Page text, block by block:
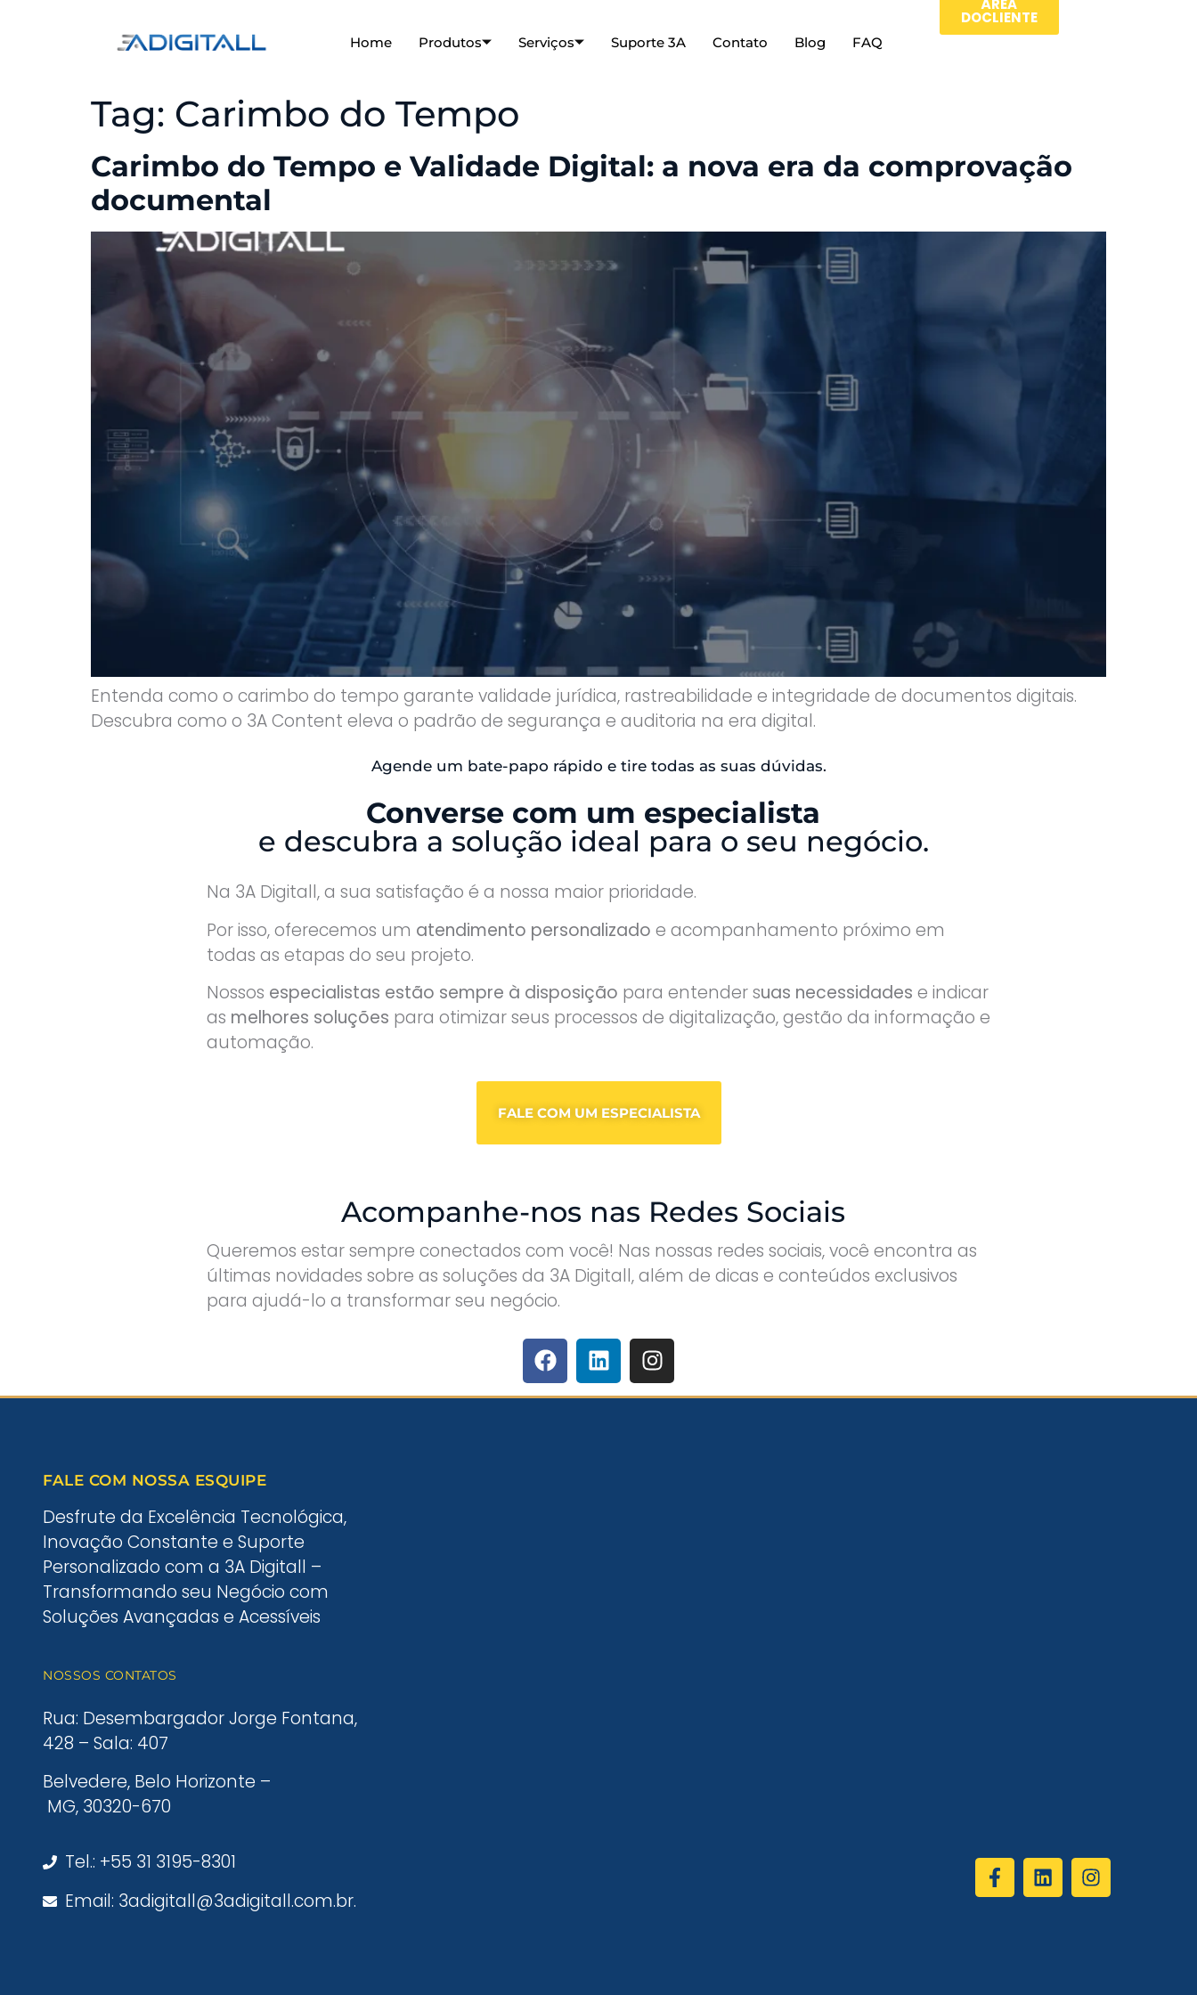
Home Produtos Serviços Suporte 3A Contato Blog FAQ
ÀREA
DOCLIENTE
Tag: Carimbo do Tempo
Carimbo do Tempo e Validade Digital: a nova era da comprovação
documental
Entenda como o carimbo do tempo garante validade jurídica, rastreabilidade e integridade de documentos digitais.
Descubra como o 3A Content eleva o padrão de segurança e auditoria na era digital.
Agende um bate-papo rápido e tire todas as suas dúvidas.
Converse com um especialista
e descubra a solução ideal para o seu negócio.
Na 3A Digitall, a sua satisfação é a nossa maior prioridade.
Por isso, oferecemos um atendimento personalizado e acompanhamento próximo em
todas as etapas do seu projeto.
Nossos especialistas estão sempre à disposição para entender suas necessidades e indicar
as melhores soluções para otimizar seus processos de digitalização, gestão da informação e
automação.
FALE COM UM ESPECIALISTA
Acompanhe-nos nas Redes Sociais
Queremos estar sempre conectados com você! Nas nossas redes sociais, você encontra as
últimas novidades sobre as soluções da 3A Digitall, além de dicas e conteúdos exclusivos
para ajudá-lo a transformar seu negócio.
FALE COM NOSSA ESQUIPE
Desfrute da Excelência Tecnológica,
Inovação Constante e Suporte
Personalizado com a 3A Digitall –
Transformando seu Negócio com
Soluções Avançadas e Acessíveis
NOSSOS CONTATOS
Rua: Desembargador Jorge Fontana,
428 – Sala: 407
Belvedere, Belo Horizonte –
MG, 30320-670
Tel.: +55 31 3195-8301
Email: 3adigitall@3adigitall.com.br.